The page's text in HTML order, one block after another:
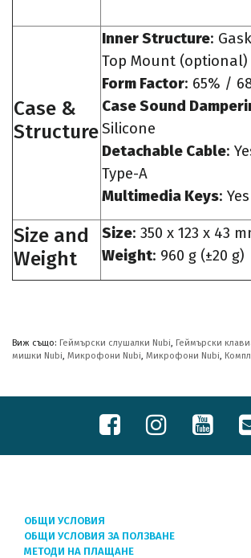
Case &
Structure
Inner Structure:
Top Mount (optional)
Form Factor: 65% /
Case Sound
Silicone
Detachable Cable:
Type-A
Multimedia Keys:
Size and
Weight
Size: 350 x 123 x 43
Weight: 960 g (±20 g)
Виж също: Геймърски слушалки Nubi, Геймърски
мишки Nubi, Микрофони Nubi, Микрофони Nubi,
ОБЩИ УСЛОВИЯ
ОБЩИ УСЛОВИЯ ЗА ПОЛЗВАНЕ
МЕТОДИ НА ПЛАЩАНЕ